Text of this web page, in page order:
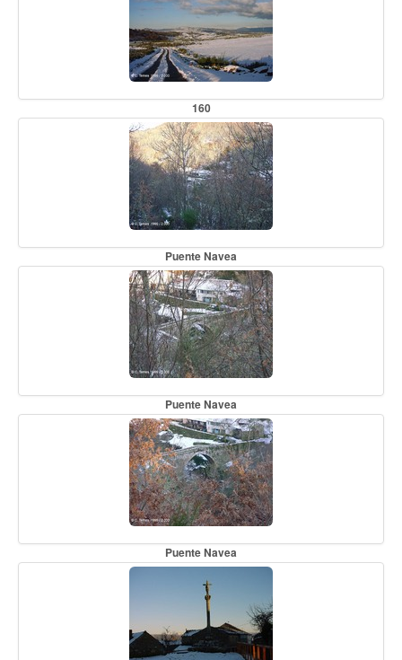
160
Puente Navea
Puente Navea
Puente Navea